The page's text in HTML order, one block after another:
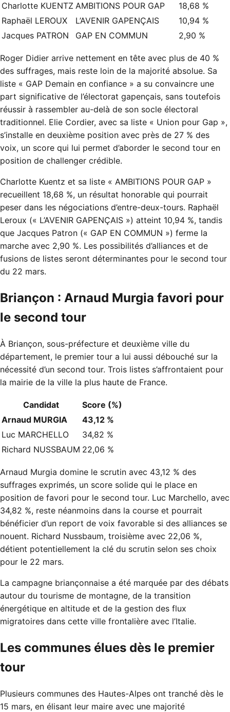
Charlotte KUENTZ AMBITIONS POUR GAP
18,68 %
Raphaël LEROUX
L’AVENIR GAPENÇAIS
10,94 %
Jacques PATRON
GAP EN COMMUN 2,90 %
Roger Didier arrive nettement en tête avec plus de 40 %
des suffrages, mais reste loin de la majorité absolue. Sa
liste « GAP Demain en confiance » a su convaincre une
part significative de l’électorat gapençais, sans toutefois
réussir à rassembler au-delà de son socle électoral
traditionnel. Elie Cordier, avec sa liste « Union pour Gap »,
s’installe en deuxième position avec près de 27 % des
voix, un score qui lui permet d’aborder le second tour en
position de challenger crédible.
Charlotte Kuentz et sa liste « AMBITIONS POUR GAP »
recueillent 18,68 %, un résultat honorable qui pourrait
peser dans les négociations d’entre-deux-tours. Raphaël
Leroux (« L’AVENIR GAPENÇAIS ») atteint 10,94 %, tandis
que Jacques Patron (« GAP EN COMMUN ») ferme la
marche avec 2,90 %. Les possibilités d’alliances et de
fusions de listes seront déterminantes pour le second tour
du 22 mars.
Briançon : Arnaud Murgia favori pour
le second tour
À Briançon, sous-préfecture et deuxième ville du
département, le premier tour a lui aussi débouché sur la
nécessité d’un second tour. Trois listes s’affrontaient pour
la mairie de la ville la plus haute de France.
Candidat
Score (%)
Arnaud MURGIA
43,12 %
Luc MARCHELLO
34,82 %
Richard NUSSBAUM 22,06 %
Arnaud Murgia domine le scrutin avec 43,12 % des
suffrages exprimés, un score solide qui le place en
position de favori pour le second tour. Luc Marchello, avec
34,82 %, reste néanmoins dans la course et pourrait
bénéficier d’un report de voix favorable si des alliances se
nouent. Richard Nussbaum, troisième avec 22,06 %,
détient potentiellement la clé du scrutin selon ses choix
pour le 22 mars.
La campagne briançonnaise a été marquée par des débats
autour du tourisme de montagne, de la transition
énergétique en altitude et de la gestion des flux
migratoires dans cette ville frontalière avec l’Italie.
Les communes élues dès le premier
tour
Plusieurs communes des Hautes-Alpes ont tranché dès le
15 mars, en élisant leur maire avec une majorité